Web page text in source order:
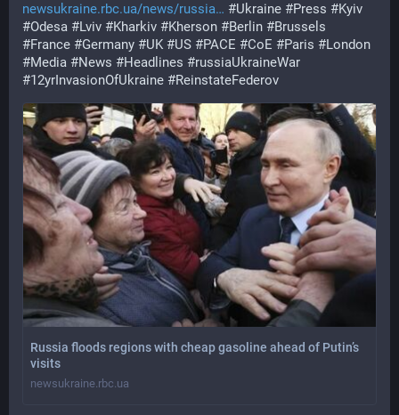
newsukraine.rbc.ua/news/russia
#Ukraine #Press #Kyiv
#Odesa #Lviv #Kharkiv #Kherson #Berlin #Brussels
#France #Germany #UK #US #PACE #CoE #Paris #London
#Media #News #Headlines #russiaUkraineWar
#12yrInvasionOfUkraine #ReinstateFederov
Russia floods regions with cheap gasoline ahead of Putin’s
visits
newsukraine.rbc.ua